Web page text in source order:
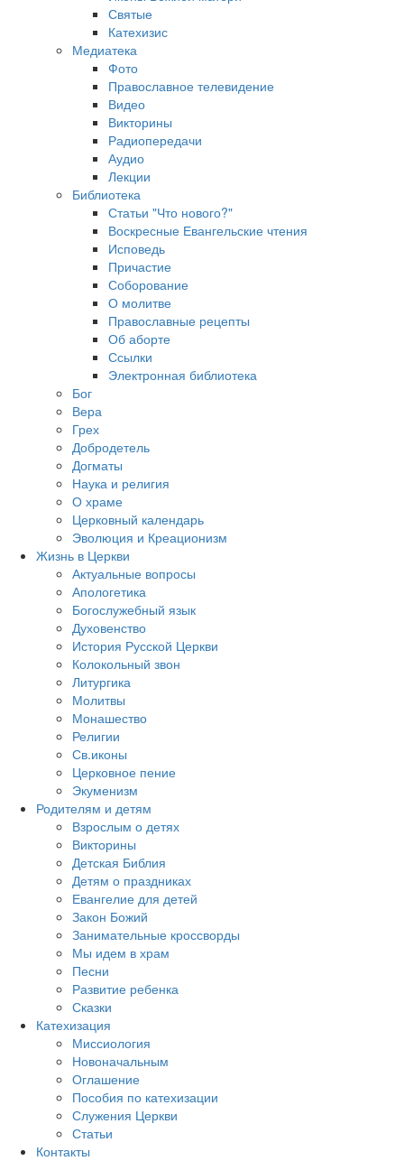
Святые
Катехизис
Медиатека
Фото
Православное телевидение
Видео
Викторины
Радиопередачи
Аудио
Лекции
Библиотека
Статьи "Что нового?"
Воскресные Евангельские чтения
Исповедь
Причастие
Соборование
О молитве
Православные рецепты
Об аборте
Ссылки
Электронная библиотека
Бог
Вера
Грех
Добродетель
Догматы
Наука и религия
О храме
Церковный календарь
Эволюция и Креационизм
Жизнь в Церкви
Актуальные вопросы
Апологетика
Богослужебный язык
Духовенство
История Русской Церкви
Колокольный звон
Литургика
Молитвы
Монашество
Религии
Св.иконы
Церковное пение
Экуменизм
Родителям и детям
Взрослым о детях
Викторины
Детская Библия
Детям о праздниках
Евангелие для детей
Закон Божий
Занимательные кроссворды
Мы идем в храм
Песни
Развитие ребенка
Сказки
Катехизация
Миссиология
Новоначальным
Оглашение
Пособия по катехизации
Служения Церкви
Статьи
Контакты